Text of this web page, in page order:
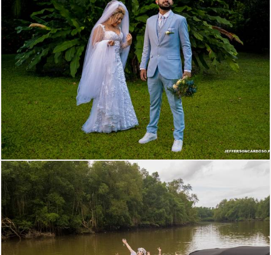
1029 0